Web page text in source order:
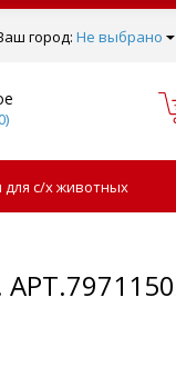
город: Не выбрано
)
с/х животных